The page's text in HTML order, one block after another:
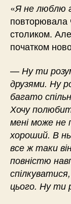
«Я не люблю
повторювала
столиком.
початком
— Ну ти
друзями. Ну
багато
Хочу
мені може не
хороший. В
все ж таки
повністю
цього. Ну ти